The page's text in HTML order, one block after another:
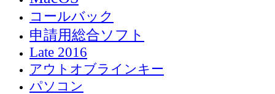
コールバック
申請用総合ソフト
Late 2016
アウトオブラインキー
パソコン